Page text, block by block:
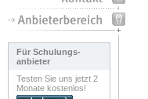
Für Schulungs-
anbieter
Testen Sie uns jetzt 2
Monate kostenlos!